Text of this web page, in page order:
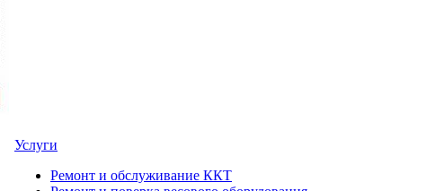
Услуги
Ремонт и обслуживание ККТ